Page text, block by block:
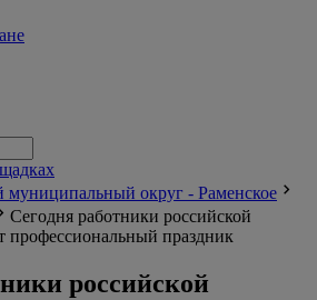
округ - Раменское
Сегодня работники российской
профессиональный праздник
российской